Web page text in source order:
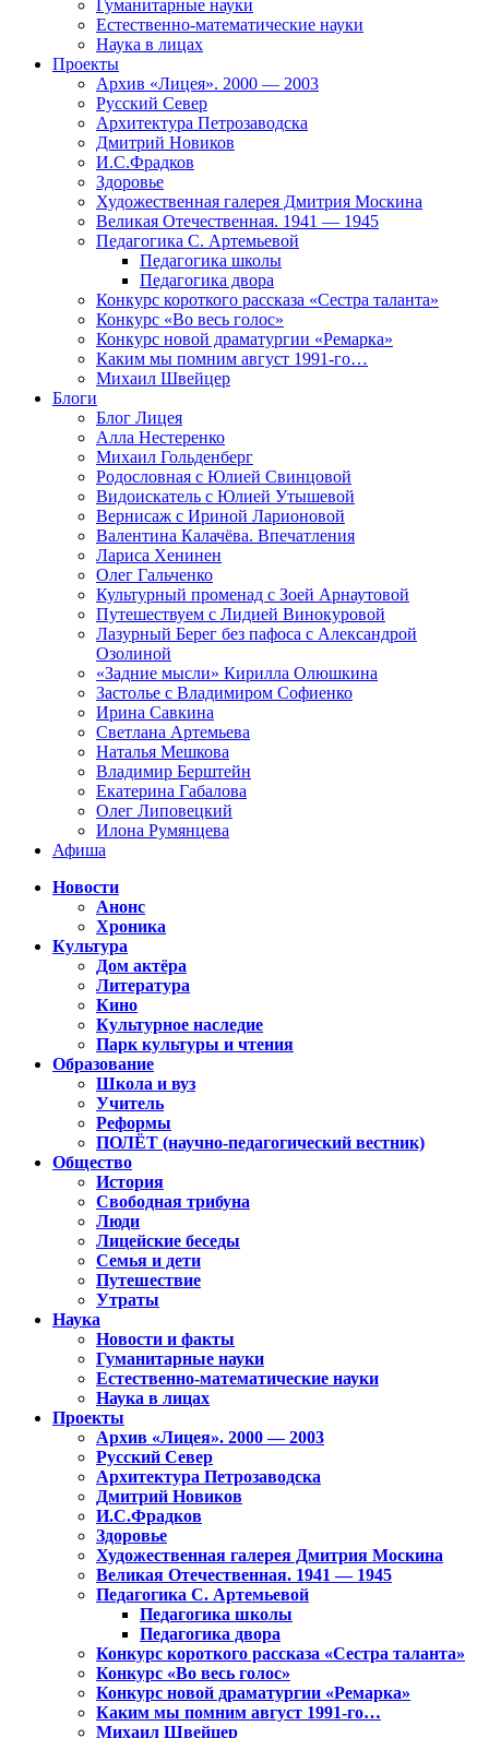
Гуманитарные науки
Естественно-математические науки
Наука в лицах
Проекты
Архив «Лицея». 2000 — 2003
Русский Север
Архитектура Петрозаводска
Дмитрий Новиков
И.С.Фрадков
Здоровье
Художественная галерея Дмитрия Москина
Великая Отечественная. 1941 — 1945
Педагогика С. Артемьевой
Педагогика школы
Педагогика двора
Конкурс короткого рассказа «Сестра таланта»
Конкурс «Во весь голос»
Конкурс новой драматургии «Ремарка»
Каким мы помним август 1991-го…
Михаил Швейцер
Блоги
Блог Лицея
Алла Нестеренко
Михаил Гольденберг
Родословная с Юлией Свинцовой
Видоискатель с Юлией Утышевой
Вернисаж с Ириной Ларионовой
Валентина Калачёва. Впечатления
Лариса Хенинен
Олег Гальченко
Культурный променад с Зоей Арнаутовой
Путешествуем с Лидией Винокуровой
Лазурный Берег без пафоса с Александрой
Озолиной
«Задние мысли» Кирилла Олюшкина
Застолье с Владимиром Софиенко
Ирина Савкина
Светлана Артемьева
Наталья Мешкова
Владимир Берштейн
Екатерина Габалова
Олег Липовецкий
Илона Румянцева
Афиша
Новости
Анонс
Хроника
Культура
Дом актёра
Литература
Кино
Культурное наследие
Парк культуры и чтения
Образование
Школа и вуз
Учитель
Реформы
ПОЛЁТ (научно-педагогический вестник)
Общество
История
Свободная трибуна
Люди
Лицейские беседы
Семья и дети
Путешествие
Утраты
Наука
Новости и факты
Гуманитарные науки
Естественно-математические науки
Наука в лицах
Проекты
Архив «Лицея». 2000 — 2003
Русский Север
Архитектура Петрозаводска
Дмитрий Новиков
И.С.Фрадков
Здоровье
Художественная галерея Дмитрия Москина
Великая Отечественная. 1941 — 1945
Педагогика С. Артемьевой
Педагогика школы
Педагогика двора
Конкурс короткого рассказа «Сестра таланта»
Конкурс «Во весь голос»
Конкурс новой драматургии «Ремарка»
Каким мы помним август 1991-го…
Михаил Швейцер